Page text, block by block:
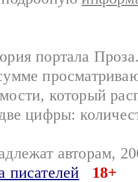
портала
который
цифры:
авторам,
писателей
18+